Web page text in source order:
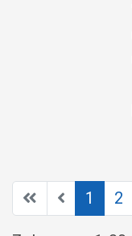
1 2